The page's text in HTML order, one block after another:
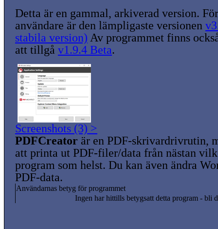
Detta är en gammal, arkiverad version.
användare är den lämpligaste versionen
stabila version) Av programmet finns
att tillgå v1.9.4 Beta.
Screenshots (3) >
PDFCreator är en PDF-skrivardrivrutin,
att printa ut PDF-filer/data från nästan
program som helst. Du kan även ändra
PDF-data.
Användarnas betyg för programmet
Ingen har hittills betygsatt detta program - bli